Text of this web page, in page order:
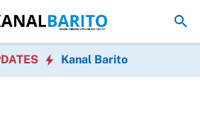
Barito Utara Pelajari Inovasi Tata Kelola
Kanal Barito